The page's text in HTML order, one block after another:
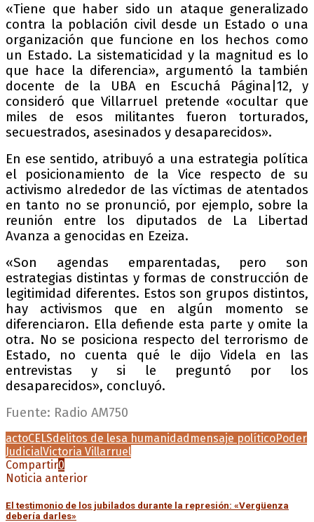
«Tiene que haber sido un ataque generalizado
contra la población civil desde un Estado o una
organización que funcione en los hechos como
un Estado. La sistematicidad y la magnitud es lo
que hace la diferencia», argumentó la también
docente de la UBA en Escuchá Página|12, y
consideró que Villarruel pretende «ocultar que
miles de esos militantes fueron torturados,
secuestrados, asesinados y desaparecidos».
En ese sentido, atribuyó a una estrategia política
el posicionamiento de la Vice respecto de su
activismo alrededor de las víctimas de atentados
en tanto no se pronunció, por ejemplo, sobre la
reunión entre los diputados de La Libertad
Avanza a genocidas en Ezeiza.
«Son agendas emparentadas, pero son
estrategias distintas y formas de construcción de
legitimidad diferentes. Estos son grupos distintos,
hay activismos que en algún momento se
diferenciaron. Ella defiende esta parte y omite la
otra. No se posiciona respecto del terrorismo de
Estado, no cuenta qué le dijo Videla en las
entrevistas y si le preguntó por los
desaparecidos», concluyó.
Fuente: Radio AM750
actoCELSdelitos de lesa humanidad mensaje políticoPoder
JudicialVictoria Villarruel
Compartir0
Noticia anterior
El testimonio de los jubilados durante la represión: «Vergüenza
debería darles»